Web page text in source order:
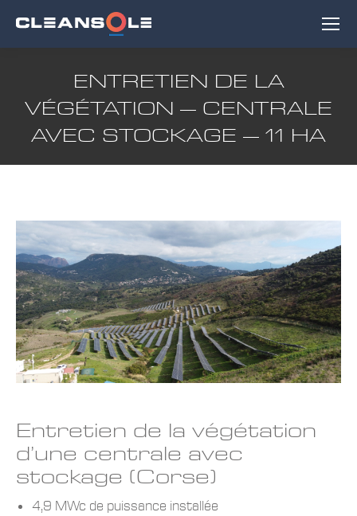
ENTRETIEN DE LA
VÉGÉTATION – CENTRALE
AVEC STOCKAGE – 11 HA
Entretien de la végétation
d’une centrale avec
stockage (Corse)
4,9 MWc de puissance installée